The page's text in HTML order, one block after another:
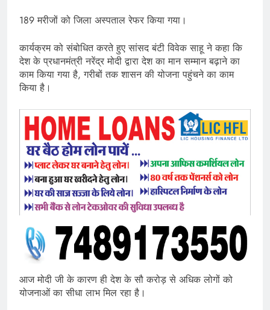
189 मरीजों को जिला अस्पताल रेफर किया गया।
कार्यक्रम को संबोधित करते हुए सांसद बंटी विवेक साहू ने कहा कि
देश के प्रधानमंत्री नरेंद्र मोदी द्वारा देश का मान सम्मान बढ़ाने का
काम किया गया है, गरीबों तक शासन की योजना पहुंचने का काम
किया है।
आज मोदी जी के कारण ही देश के सौ करोड़ से अधिक लोगों को
योजनाओं का सीधा लाभ मिल रहा है।